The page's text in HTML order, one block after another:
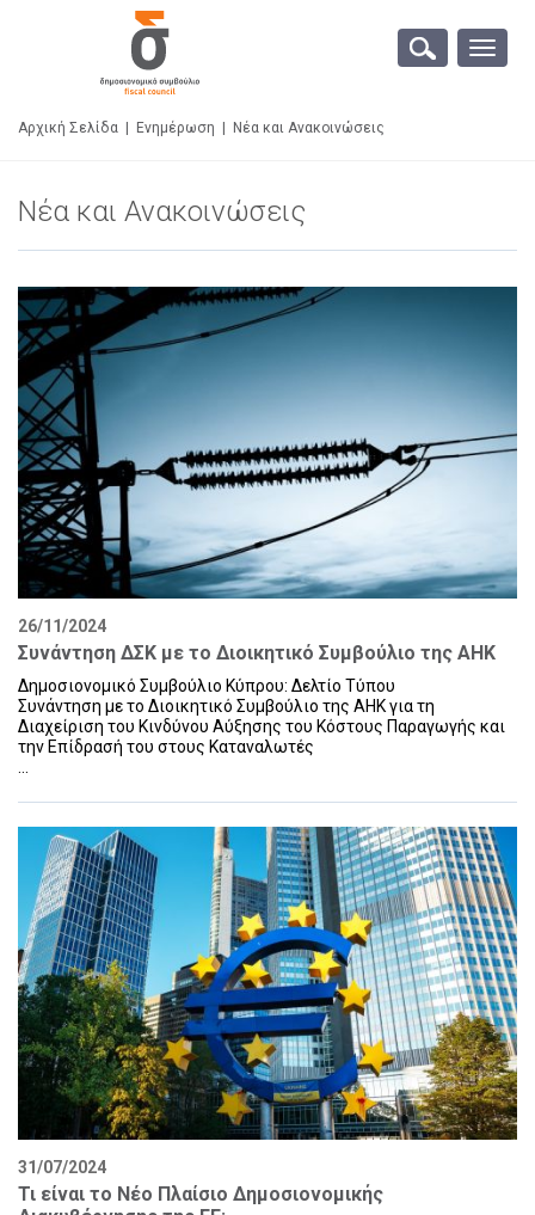
Toggle
Αρχική Σελίδα Ενημέρωση Νέα και Ανακοινώσεις
Νέα και Ανακοινώσεις
26/11/2024
Συνάντηση ΔΣΚ με το Διοικητικό Συμβούλιο της ΑΗΚ
Δημοσιονομικό Συμβούλιο Κύπρου: Δελτίο Τύπου
Συνάντηση με το Διοικητικό Συμβούλιο της ΑΗΚ για τη
Διαχείριση του Κινδύνου Αύξησης του Κόστους Παραγωγής και
την Επίδρασή του στους Καταναλωτές
...
31/07/2024
Τι είναι το Νέο Πλαίσιο Δημοσιονομικής